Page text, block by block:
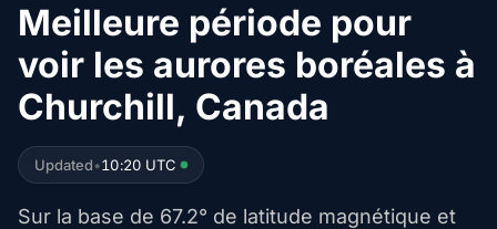
Meilleure période pour
voir les aurores boréales à
Churchill, Canada
Updated•10:20 UTC
Sur la base de 67.2° de latitude magnétique et